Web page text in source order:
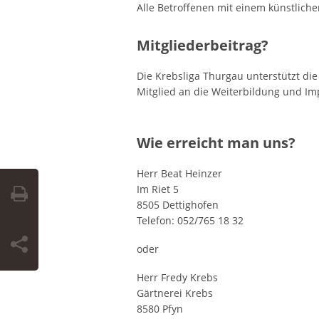
Alle Betroffenen mit einem
Mitgliederbeitrag?
Die Krebsliga Thurgau unterstützt
Mitglied an die Weiterbildung und
Wie erreicht man uns?
Herr Beat Heinzer
Im Riet 5
8505 Dettighofen
Telefon: 052/765 18 32
oder
Herr Fredy Krebs
Gärtnerei Krebs
8580 Pfyn